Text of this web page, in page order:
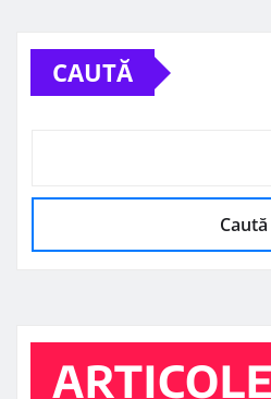
CAUTĂ
Caută
ARTICOLE